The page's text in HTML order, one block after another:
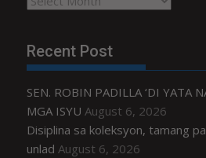
Recent Post
SEN. ROBIN PADILLA ‘DI YATA
MGA ISYU August 6, 2026
Disiplina sa koleksyon, tamang
unlad August 6, 2026